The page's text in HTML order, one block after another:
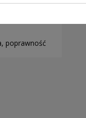
poprawność